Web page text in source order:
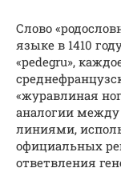
Слово
языке в 1410
«pedegru»,
«журавлиная
аналогии
линиями,
официальных
ответвления